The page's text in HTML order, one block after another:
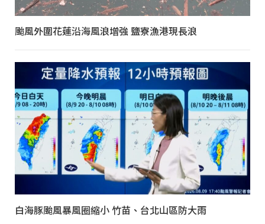
颱風外圍花蓮沿海風浪增強 鹽寮漁港現長浪
白海豚颱風暴風圈縮小 竹苗、台北山區防大雨